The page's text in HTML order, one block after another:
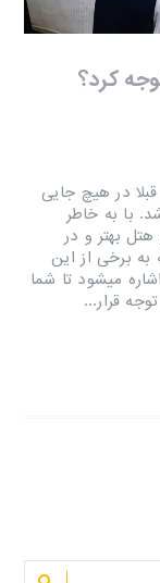
کرد؟
در هیچ جایی
با به خاطر
بهتر و در
به برخی از این
میشود تا شما
قرار...